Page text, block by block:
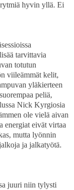
rytmiä hyvin yllä. Ei
tarvittavia
totutun
viileämmät kelit,
yläkierteen
peliä,
Nick Kyrgiosia
ole vielä aivan
energiat eivät virtaa
mutta lyönnin
ja jalkatyötä.
juuri niin tylysti